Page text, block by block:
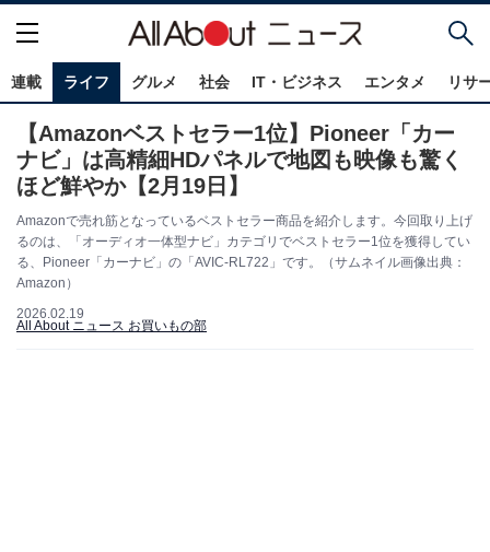
連載 ライフ グルメ 社会 IT・ビジネス エンタメ リサ
【Amazonベストセラー1位】Pioneer「カー
ナビ」は高精細HDパネルで地図も映像も驚く
ほど鮮やか【2月19日】
Amazonで売れ筋となっているベストセラー商品を紹介します。今回取り上げ
るのは、「オーディオ一体型ナビ」カテゴリでベストセラー1位を獲得してい
る、Pioneer「カーナビ」の「AVIC-RL722」です。（サムネイル画像出典：
Amazon）
2026.02.19
All About ニュース お買いもの部